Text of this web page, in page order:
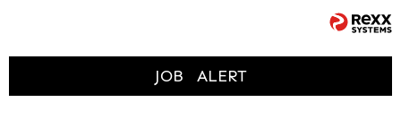
JOB ALERT